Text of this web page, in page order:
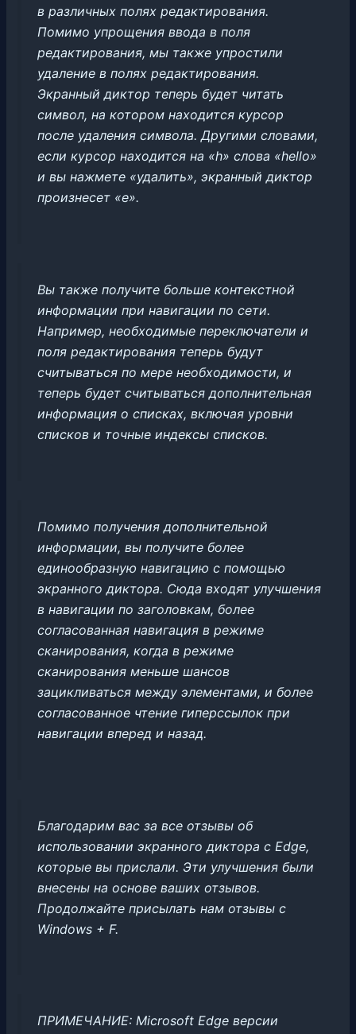
в различных полях редактирования.
Помимо упрощения ввода в поля
редактирования, мы также упростили
удаление в полях редактирования.
Экранный диктор теперь будет читать
символ, на котором находится курсор
после удаления символа. Другими словами,
если курсор находится на «h» слова «hello»
и вы нажмете «удалить», экранный диктор
произнесет «e».
Вы также получите больше контекстной
информации при навигации по сети.
Например, необходимые переключатели и
поля редактирования теперь будут
считываться по мере необходимости, и
теперь будет считываться дополнительная
информация о списках, включая уровни
списков и точные индексы списков.
Помимо получения дополнительной
информации, вы получите более
единообразную навигацию с помощью
экранного диктора. Сюда входят улучшения
в навигации по заголовкам, более
согласованная навигация в режиме
сканирования, когда в режиме
сканирования меньше шансов
зацикливаться между элементами, и более
согласованное чтение гиперссылок при
навигации вперед и назад.
Благодарим вас за все отзывы об
использовании экранного диктора с Edge,
которые вы прислали. Эти улучшения были
внесены на основе ваших отзывов.
Продолжайте присылать нам отзывы с
Windows + F.
ПРИМЕЧАНИЕ: Microsoft Edge версии